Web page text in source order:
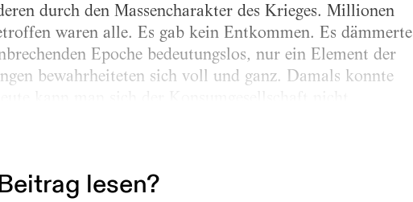
durch den Massencharakter des Krieges. Millionen
waren alle. Es gab kein Entkommen. Es dämmerte
Epoche bedeutungslos, nur ein Element der
bewahrheiteten sich voll und ganz. Damals konnte
lesen?